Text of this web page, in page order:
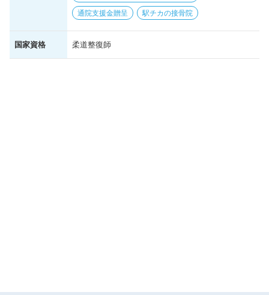
通院支援金贈呈 駅チカの接骨院
国家資格 柔道整復師